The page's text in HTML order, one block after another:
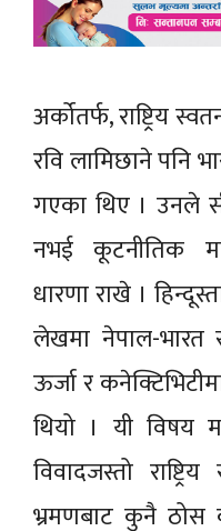
अर्कोतर्फ, राष्ट्रिय
रवि लामिछाने पनि
गएका थिए । उनले
नभई कूटनीतिक
धारणा राखे ।
लेखमा नेपाल-भारत
ऊर्जा र
थियो । यी विषय
विवादजस्तो
भ्रमणबाट कुनै ठोस